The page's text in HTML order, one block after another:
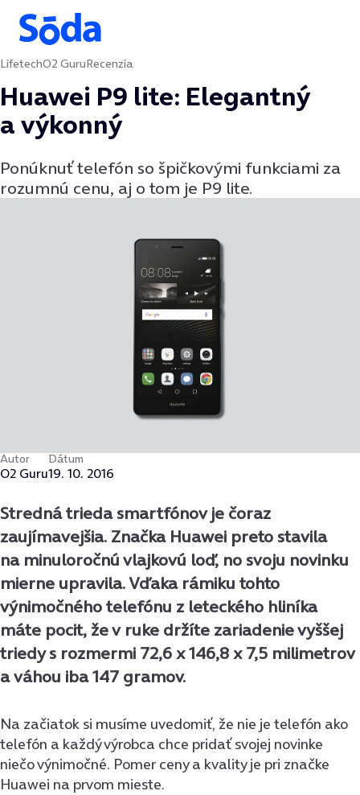
Preskočiť na obsah
LifetechO2 GuruRecenzia
Huawei P9 lite: Elegantný
a výkonný
Ponúknuť telefón so špičkovými funkciami za
rozumnú cenu, aj o tom je P9 lite.
Autor
O2 Guru
Dátum
19. 10. 2016
Stredná trieda smartfónov je čoraz
zaujímavejšia. Značka Huawei preto stavila
na minuloročnú vlajkovú loď, no svoju novinku
mierne upravila. Vďaka rámiku tohto
výnimočného telefónu z leteckého hliníka
máte pocit, že v ruke držíte zariadenie vyššej
triedy s rozmermi 72,6 x 146,8 x 7,5 milimetrov
a váhou iba 147 gramov.
Na začiatok si musíme uvedomiť, že nie je telefón ako
telefón a každý výrobca chce pridať svojej novinke
niečo výnimočné. Pomer ceny a kvality je pri značke
Huawei na prvom mieste.